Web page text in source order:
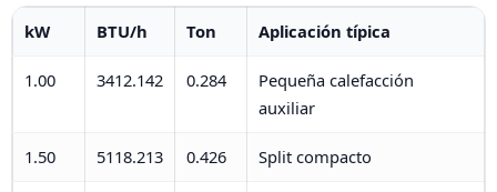
kW BTU/h Ton Aplicación típica
1.00 3412.142 0.284
Pequeña calefacción
auxiliar
1.50 5118.213 0.426 Split compacto